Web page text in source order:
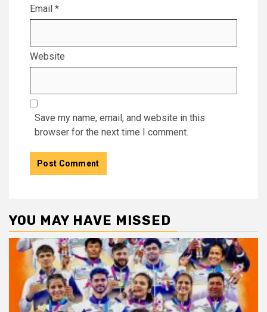
Email *
Website
Save my name, email, and website in this
browser for the next time I comment.
YOU MAY HAVE MISSED